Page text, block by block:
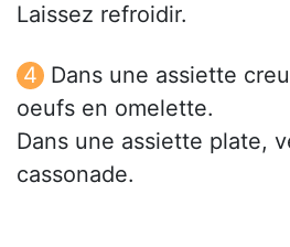
Laissez refroidir.
Dans une assiette
oeufs en omelette.
Dans une assiette plate,
cassonade.